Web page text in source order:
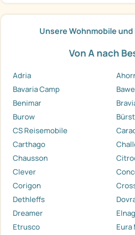
Unsere Wohnmobile
Von A nach
Adria
Bavaria Camp
Benimar
Burow
CS Reisemobile
Carthago
Chausson
Clever
Corigon
Dethleffs
Dreamer
Etrusco
Eura